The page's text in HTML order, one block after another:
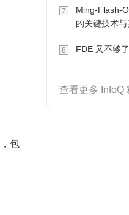
包
7
Ming-Flash-
的关键技术与
8 FDE 又不够了
查看更多 InfoQ